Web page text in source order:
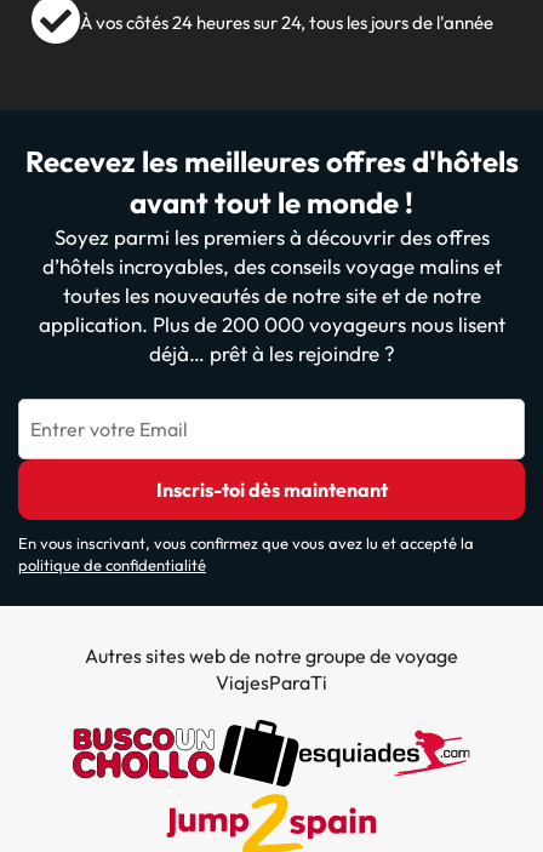
À vos côtés 24 heures sur 24, tous les jours de l'année
Recevez les meilleures offres d'hôtels
avant tout le monde !
Soyez parmi les premiers à découvrir des offres
d’hôtels incroyables, des conseils voyage malins et
toutes les nouveautés de notre site et de notre
application. Plus de 200 000 voyageurs nous lisent
déjà… prêt à les rejoindre ?
Entrer votre Email
Inscris-toi dès maintenant
En vous inscrivant, vous confirmez que vous avez lu et accepté la
politique de confidentialité
Autres sites web de notre groupe de voyage
ViajesParaTi